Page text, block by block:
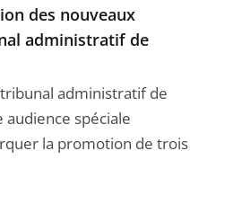
des nouveaux
administratif de
administratif de
audience spéciale
la promotion de trois